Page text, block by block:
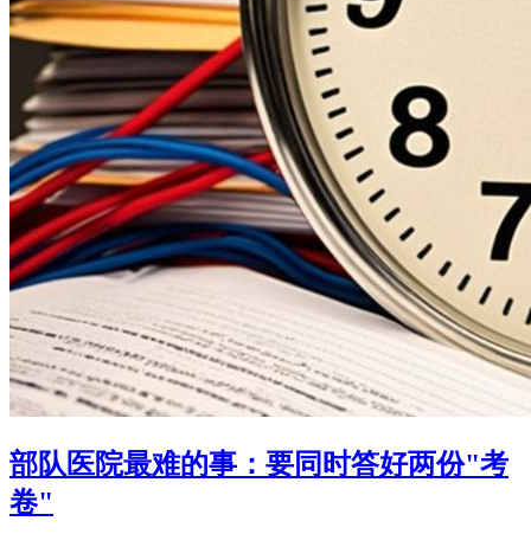
部队医院最难的事：要同时答好两份"考
卷"